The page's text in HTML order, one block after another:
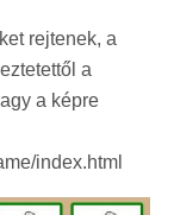
rejtenek, a
a
a képre
index.html